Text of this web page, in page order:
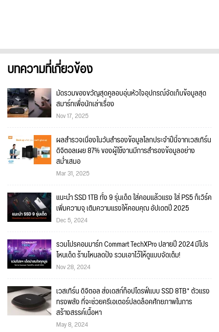
บทความที่เกี่ยวข้อง
มัดรวมของขวัญสุดคูลอบอุ่นหัวใจอุปกรณ์จัดเก็บข้อมูลสุด
สมาร์ทเพื่อนักเล่าเรื่อง
Nov 17, 2025
ผลสำรวจเนื่องในวันสำรองข้อมูลโลกประจำปีนี้จากเวสเทิร์น
ดิจิตอลเผย 87% ของผู้ใช้งานมีการสำรองข้อมูลอย่าง
สม่ำเสมอ
Mar 31, 2025
แนะนำ SSD 1TB ทั้ง 9 รุ่นเด็ด ใส่คอมแล้วแรง ใส่ PS5 ก็เวิร์ค
เพิ่มความจุ เติมความแรงให้คอมคุณ อัปเดตปี 2025
Dec 5, 2024
รวมโปรคอมมาร์ท Commart TechXPro ปลายปี 2024 มีโปร
ไหนเด็ด ร้านไหนลดปัง รวมเอาไว้ให้ดูแบบจัดเต็ม!
Nov 28, 2024
เวสเทิร์น ดิจิตอล ส่งเดสก์ท็อปไดรฟ์แบบ SSD 8TB* ตัวแรง
ทรงพลัง ที่จะช่วยครีเอเตอร์ปลดล็อคศักยภาพในการ
สร้างสรรค์เนื้อหา
May 8, 2024